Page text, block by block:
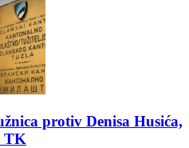
protiv Denisa Husića,
TK